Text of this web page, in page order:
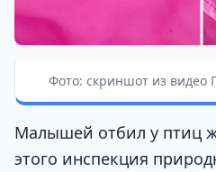
Фото: скриншот из видео
Малышей отбил у птиц
этого инспекция